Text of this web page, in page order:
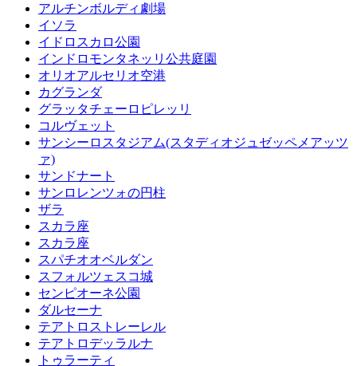
アルチンボルディ劇場
イソラ
イドロスカロ公園
インドロモンタネッリ公共庭園
オリオアルセリオ空港
カグランダ
グラッタチェーロピレッリ
コルヴェット
サンシーロスタジアム(スタディオジュゼッペメアッツ
ァ)
サンドナート
サンロレンツォの円柱
ザラ
スカラ座
スカラ座
スパチオオベルダン
スフォルツェスコ城
センピオーネ公園
ダルセーナ
テアトロストレーレル
テアトロデッラルナ
トゥラーティ